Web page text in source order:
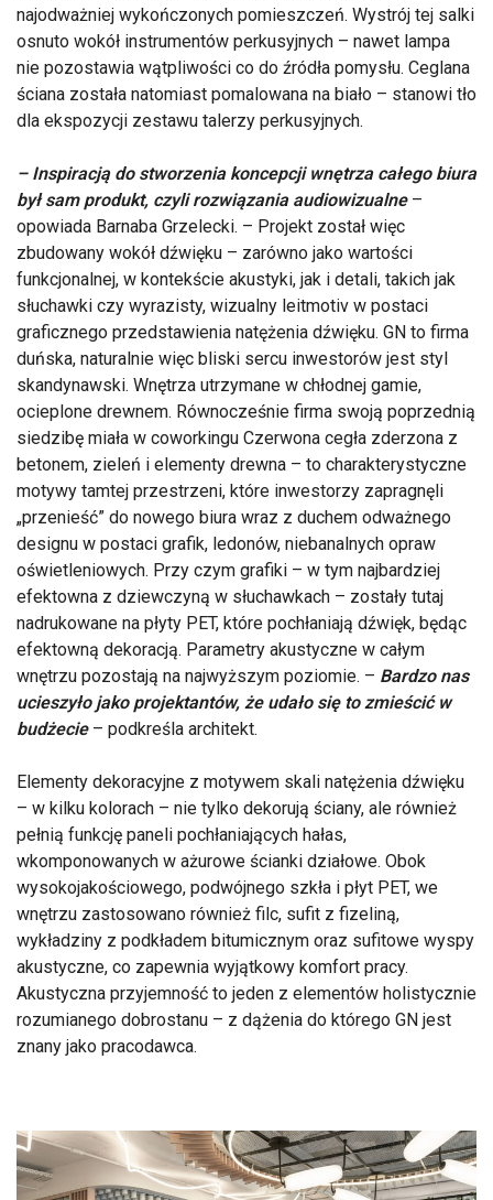
najodważniej wykończonych pomieszczeń. Wystrój tej salki
osnuto wokół instrumentów perkusyjnych – nawet lampa
nie pozostawia wątpliwości co do źródła pomysłu. Ceglana
ściana została natomiast pomalowana na biało – stanowi tło
dla ekspozycji zestawu talerzy perkusyjnych.
– Inspiracją do stworzenia koncepcji wnętrza całego biura
był sam produkt, czyli rozwiązania audiowizualne–
opowiada Barnaba Grzelecki. – Projekt został więc
zbudowany wokół dźwięku – zarówno jako wartości
funkcjonalnej, w kontekście akustyki, jak i detali, takich jak
słuchawki czy wyrazisty, wizualny leitmotiv w postaci
graficznego przedstawienia natężenia dźwięku. GN to firma
duńska, naturalnie więc bliski sercu inwestorów jest styl
skandynawski. Wnętrza utrzymane w chłodnej gamie,
ocieplone drewnem. Równocześnie firma swoją poprzednią
siedzibę miała w coworkingu Czerwona cegła zderzona z
betonem, zieleń i elementy drewna – to charakterystyczne
motywy tamtej przestrzeni, które inwestorzy zapragnęli
„przenieść” do nowego biura wraz z duchem odważnego
designu w postaci grafik, ledonów, niebanalnych opraw
oświetleniowych. Przy czym grafiki – w tym najbardziej
efektowna z dziewczyną w słuchawkach – zostały tutaj
nadrukowane na płyty PET, które pochłaniają dźwięk, będąc
efektowną dekoracją. Parametry akustyczne w całym
wnętrzu pozostają na najwyższym poziomie. – Bardzo nas
ucieszyło jako projektantów, że udało się to zmieścić w
budżecie– podkreśla architekt.
Elementy dekoracyjne z motywem skali natężenia dźwięku
– w kilku kolorach – nie tylko dekorują ściany, ale również
pełnią funkcję paneli pochłaniających hałas,
wkomponowanych w ażurowe ścianki działowe. Obok
wysokojakościowego, podwójnego szkła i płyt PET, we
wnętrzu zastosowano również filc, sufit z fizeliną,
wykładziny z podkładem bitumicznym oraz sufitowe wyspy
akustyczne, co zapewnia wyjątkowy komfort pracy.
Akustyczna przyjemność to jeden z elementów holistycznie
rozumianego dobrostanu – z dążenia do którego GN jest
znany jako pracodawca.